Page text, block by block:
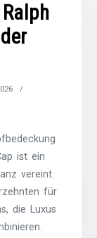
ist ein
vereint.
für
die Luxus